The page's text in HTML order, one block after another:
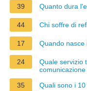
39 Quanto dura
44 Chi soffre di
17 Quando nasce
24
Quale servizio
35
Quali sono i